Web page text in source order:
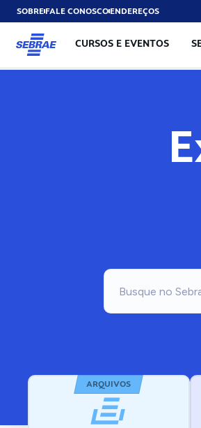
SOBREFALE CONOSCOENDEREÇOS
CURSOS E EVENTOS
ARQUIVOS